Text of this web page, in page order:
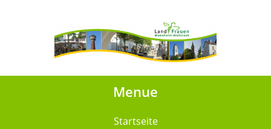
Menue
Startseite